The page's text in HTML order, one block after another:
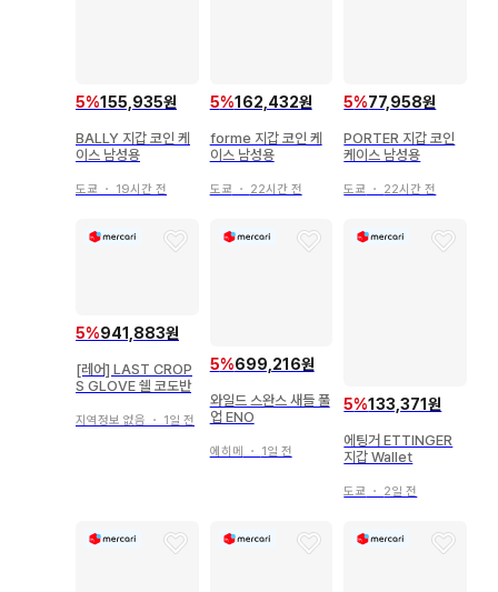
5%155,935원
BALLY 지갑 코인 케
이스 남성용
도쿄 ・ 19시간 전
5%162,432원
forme 지갑 코인 케
이스 남성용
도쿄 ・ 22시간 전
5%77,958원
PORTER 지갑 코인
케이스 남성용
도쿄 ・ 22시간 전
5%941,883원
[레어] LAST CROP
S GLOVE 쉘 코도반
지역정보 없음 ・ 1일 전
5%699,216원
와일드 스완스 새들 풀
업 ENO
에히메 ・ 1일 전
5%133,371원
에팅거 ETTINGER
지갑 Wallet
도쿄 ・ 2일 전